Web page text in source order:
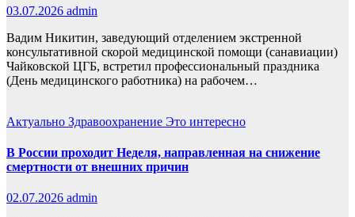
03.07.2026 admin
Вадим Никитин, заведующий отделением экстренной
консультативной скорой медицинской помощи (санавиации)
Чайковской ЦГБ, встретил профессиональный праздника
(День медицинского работника) на рабочем…
Актуально Здравоохранение Это интересно
В России проходит Неделя, направленная на снижение
смертности от внешних причин
02.07.2026 admin